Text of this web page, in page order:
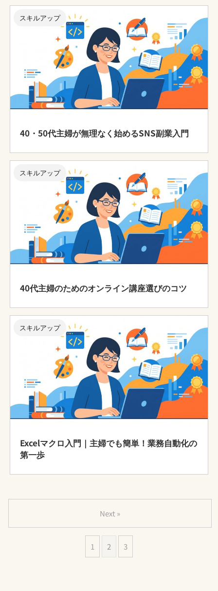
スキルアップ
40・50代主婦が無理なく始めるSNS副業入門
スキルアップ
40代主婦のためのオンライン講座選びのコツ
スキルアップ
Excelマクロ入門｜主婦でも簡単！業務自動化の
第一歩
1 2 3
Next »